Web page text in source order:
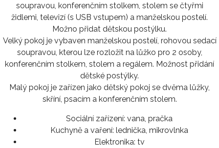
soupravou, konferenčním stolkem, stolem se čtyřmi
židlemi, televizí (s USB vstupem) a manželskou postelí.
Možno přidat dětskou postýlku.
Velký pokoj je vybaven manželskou postelí, rohovou sedací
soupravou, kterou lze rozložit na lůžko pro 2 osoby,
konferenčním stolkem, stolem a regálem. Možnost přidání
dětské postýlky.
Malý pokoj je zařízen jako dětský pokoj se dvěma lůžky,
skříní, psacím a konferenčním stolem.
Sociální zařízení: vana, pračka
Kuchyně a vaření: lednička, mikrovlnka
Elektronika: tv